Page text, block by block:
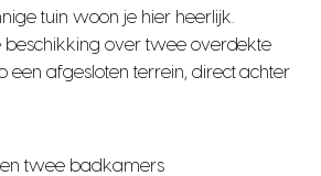
tuin woon je hier heerlijk.
beschikking over twee overdekte
een afgesloten terrein, direct achter
twee badkamers